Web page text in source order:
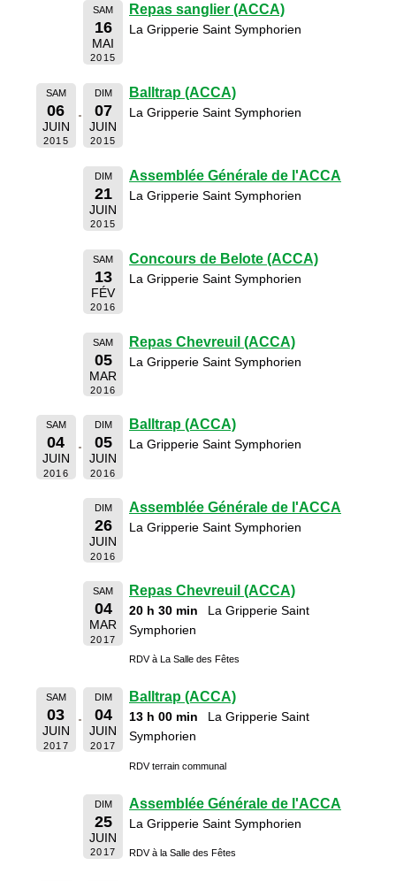
SAM
16
MAI
2015
Repas sanglier (ACCA)
La Gripperie Saint Symphorien
SAM
06
JUIN
2015
DIM
07
JUIN
2015
Balltrap (ACCA)
La Gripperie Saint Symphorien
DIM
21
JUIN
2015
Assemblée Générale de l'ACCA
La Gripperie Saint Symphorien
SAM
13
FÉV
2016
Concours de Belote (ACCA)
La Gripperie Saint Symphorien
SAM
05
MAR
2016
Repas Chevreuil (ACCA)
La Gripperie Saint Symphorien
SAM
04
JUIN
2016
DIM
05
JUIN
2016
Balltrap (ACCA)
La Gripperie Saint Symphorien
DIM
26
JUIN
2016
Assemblée Générale de l'ACCA
La Gripperie Saint Symphorien
SAM
04
MAR
2017
Repas Chevreuil (ACCA)
20 h 30 min
La Gripperie Saint
Symphorien
RDV à La Salle des Fêtes
SAM
03
JUIN
2017
DIM
04
JUIN
2017
Balltrap (ACCA)
13 h 00 min
La Gripperie Saint
Symphorien
RDV terrain communal
DIM
25
JUIN
2017
Assemblée Générale de l'ACCA
La Gripperie Saint Symphorien
RDV à la Salle des Fêtes